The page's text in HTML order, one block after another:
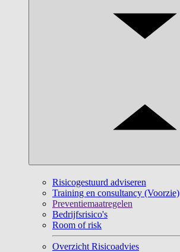
Risicogestuurd adviseren
Training en consultancy (Voorzie)
Preventiemaatregelen
Bedrijfsrisico's
Room of risk
Overzicht Risicoadvies